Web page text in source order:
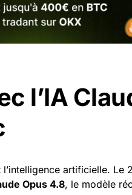
l’IA
artificielle. Le
Opus 4.8, le modèle